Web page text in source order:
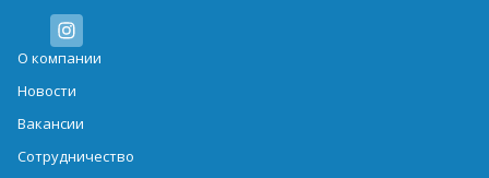
О компании
Новости
Вакансии
Сотрудничество